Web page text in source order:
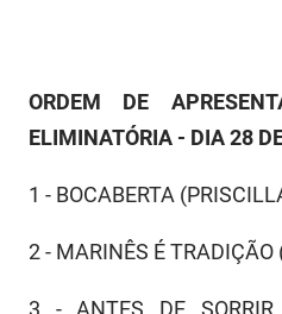
ORDEM DE
ELIMINATÓRIA - DIA 28
1 - BOCABERTA
2 - MARINÊS É
3 - ANTES DE SORRIR